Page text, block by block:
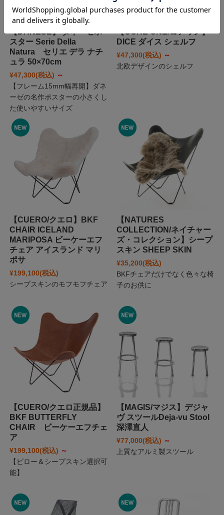
【DANESE】 ダネーゼポ
スター Serie Della
Natura セリエ デラ ナチ
ュラ 50×70cm
¥47,300(税込) ～
【フレーム15mm幅再開】ダネ
ーゼの名作ポスターの小さくし
た使いやすいサイズ
【CORE ONE/コアワン】
DICE ダイス シェルフ
¥47,300(税込) ～
北欧デザインのシェルフ
【CUERO/クエロ】BKF
CHAIR ICELAND
MARIPOSA ビーケーエフ
チェア アイスランド マリ
ポサ
¥199,100(税込)
シープスキンのモフモフチェア
【NATURES
COLLECTION/ネイチャー
ズ・コレクション】シープ
スキン SHEEP SKIN
¥35,200(税込)
BKFチェアだけでなく色々な椅
子のお供に
【CUERO/クエロ正規品】
BKF BUTTERFLY
CHAIR ビーケーエフチェ
ア
¥199,100(税込) ～
【ピロー＆シープスキン選択可
能】
【MAGIS/マジス】デジャ
ヴ スツールDeja-vu Stool
深澤直人
¥77,000(税込) ～
上質なアルミ製スツール